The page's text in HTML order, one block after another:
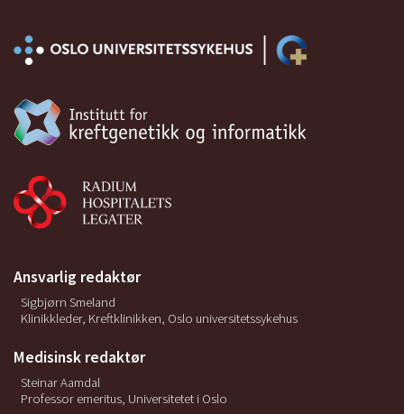
Ansvarlig redaktør
Sigbjørn Smeland
Klinikkleder, Kreftklinikken, Oslo universitetssykehus
Medisinsk redaktør
Steinar Aamdal
Professor emeritus, Universitetet i Oslo